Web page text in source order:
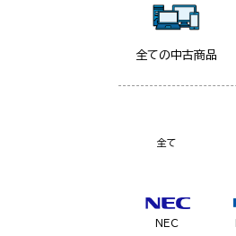
全ての中古商品
全て
NEC